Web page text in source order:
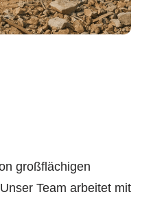
großflächigen
Team arbeitet mit